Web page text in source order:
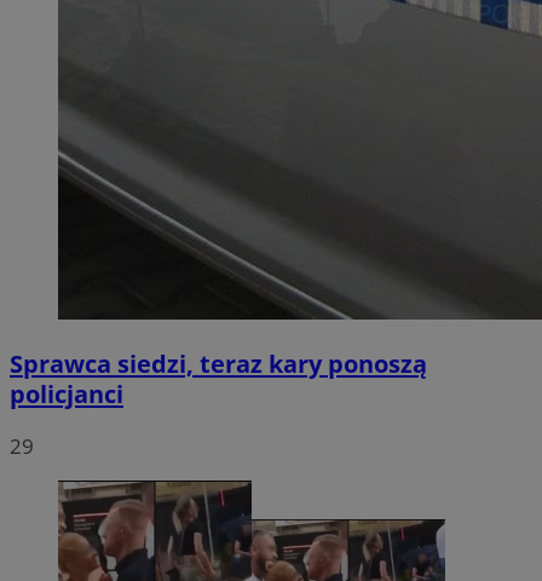
Sprawca siedzi, teraz kary ponoszą
policjanci
29